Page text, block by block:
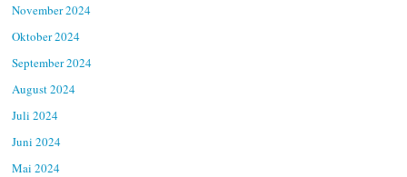
November 2024
Oktober 2024
September 2024
August 2024
Juli 2024
Juni 2024
Mai 2024